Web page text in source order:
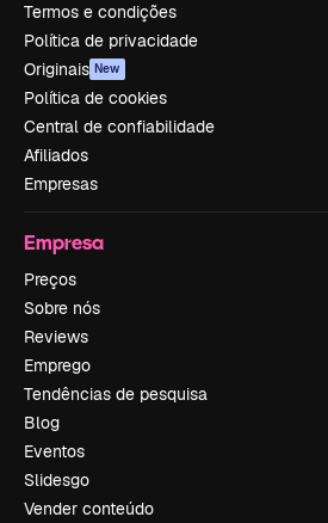
Termos e condições
Política de privacidade
Originais New
Política de cookies
Central de confiabilidade
Afiliados
Empresas
Empresa
Preços
Sobre nós
Reviews
Emprego
Tendências de pesquisa
Blog
Eventos
Slidesgo
Vender conteúdo